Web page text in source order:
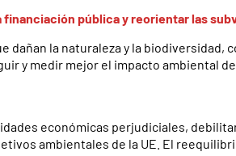
pública y reorientar las
la naturaleza y la biodiversidad,
y medir mejor el impacto ambiental
económicas perjudiciales,
ambientales de la UE. El